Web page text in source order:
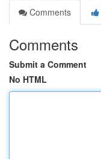
Comments
Comments
Submit a Comment
No HTML